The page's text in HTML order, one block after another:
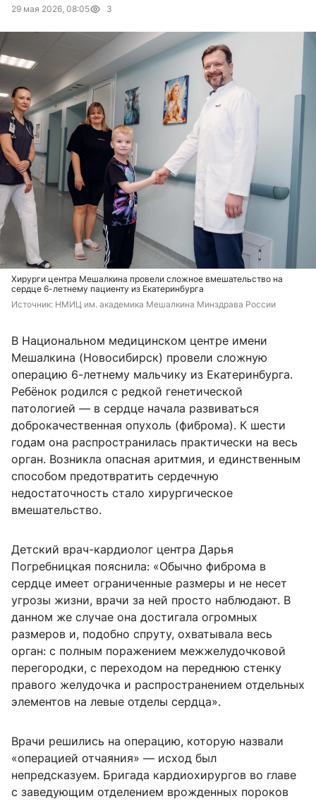
29 мая 2026, 08:05 3
Хирурги центра Мешалкина провели сложное вмешательство на
сердце 6-летнему пациенту из Екатеринбурга
Источник: НМИЦ им. академика Мешалкина Минздрава России
В Национальном медицинском центре имени
Мешалкина (Новосибирск) провели сложную
операцию 6-летнему мальчику из Екатеринбурга.
Ребёнок родился с редкой генетической
патологией — в сердце начала развиваться
доброкачественная опухоль (фиброма). К шести
годам она распространилась практически на весь
орган. Возникла опасная аритмия, и единственным
способом предотвратить сердечную
недостаточность стало хирургическое
вмешательство.
Детский врач-кардиолог центра Дарья
Погребницкая пояснила: «Обычно фиброма в
сердце имеет ограниченные размеры и не несет
угрозы жизни, врачи за ней просто наблюдают. В
данном же случае она достигала огромных
размеров и, подобно спруту, охватывала весь
орган: с полным поражением межжелудочковой
перегородки, с переходом на переднюю стенку
правого желудочка и распространением отдельных
элементов на левые отделы сердца».
Врачи решились на операцию, которую назвали
«операцией отчаяния» — исход был
непредсказуем. Бригада кардиохирургов во главе
с заведующим отделением врожденных пороков